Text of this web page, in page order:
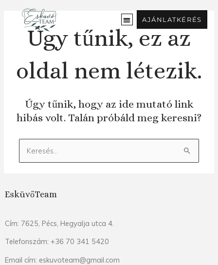
tartalomra
AJÁNLATKÉRÉS
Úgy tűnik, ez az
oldal nem létezik.
Úgy tűnik, hogy az ide mutató link
hibás volt. Talán próbáld meg keresni?
Keresés:
EsküvőTeam
Cím: 7625, Pécs, Hegyalja utca 4.
Telefonszám: +36 70 341 5420
Email cím: eskuvoteam@gmail.com